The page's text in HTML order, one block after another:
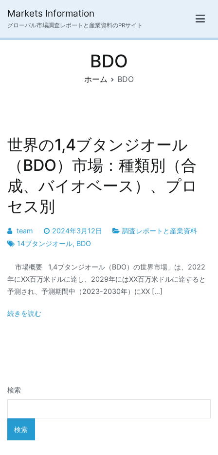
ス
Markets Information
グローバル市場調査レポートと産業資料のPRサイト
BDO
ホーム BDO
世界の1,4ブタンジオール
（BDO）市場：種類別（合
成、バイオベース）、プロ
セス別
team 2024年3月12日
調査レポートと産業資料
14ブタンジオール, BDO
市場概要 1,4ブタンジオール（BDO）の世界市場」は、2022
年にXX百万米ドルに達し、2029年にはXX百万米ドルに達すると
予測され、予測期間中（2023-2030年）にXX […]
続きを読む
検索
検索